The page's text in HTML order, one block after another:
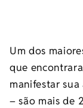
Um dos
que
manifestar
– são mais de